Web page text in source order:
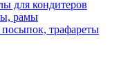
для кондитеров
рамы
трафареты